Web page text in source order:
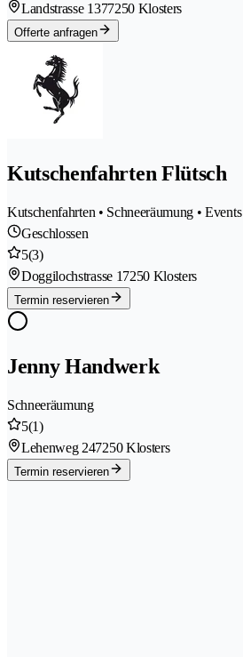
Landstrasse 1377250 Klosters
Offerte anfragen
Kutschenfahrten Flütsch
Kutschenfahrten • Schneeräumung • Events
Geschlossen
5(3)
Doggilochstrasse 17250 Klosters
Termin reservieren
Jenny Handwerk
Schneeräumung
5(1)
Lehenweg 247250 Klosters
Termin reservieren